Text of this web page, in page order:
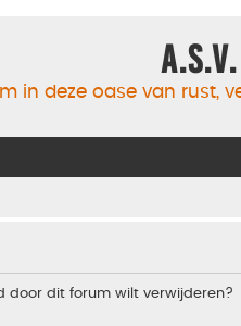
in deze oase van rust,
door dit forum wilt verwijderen?